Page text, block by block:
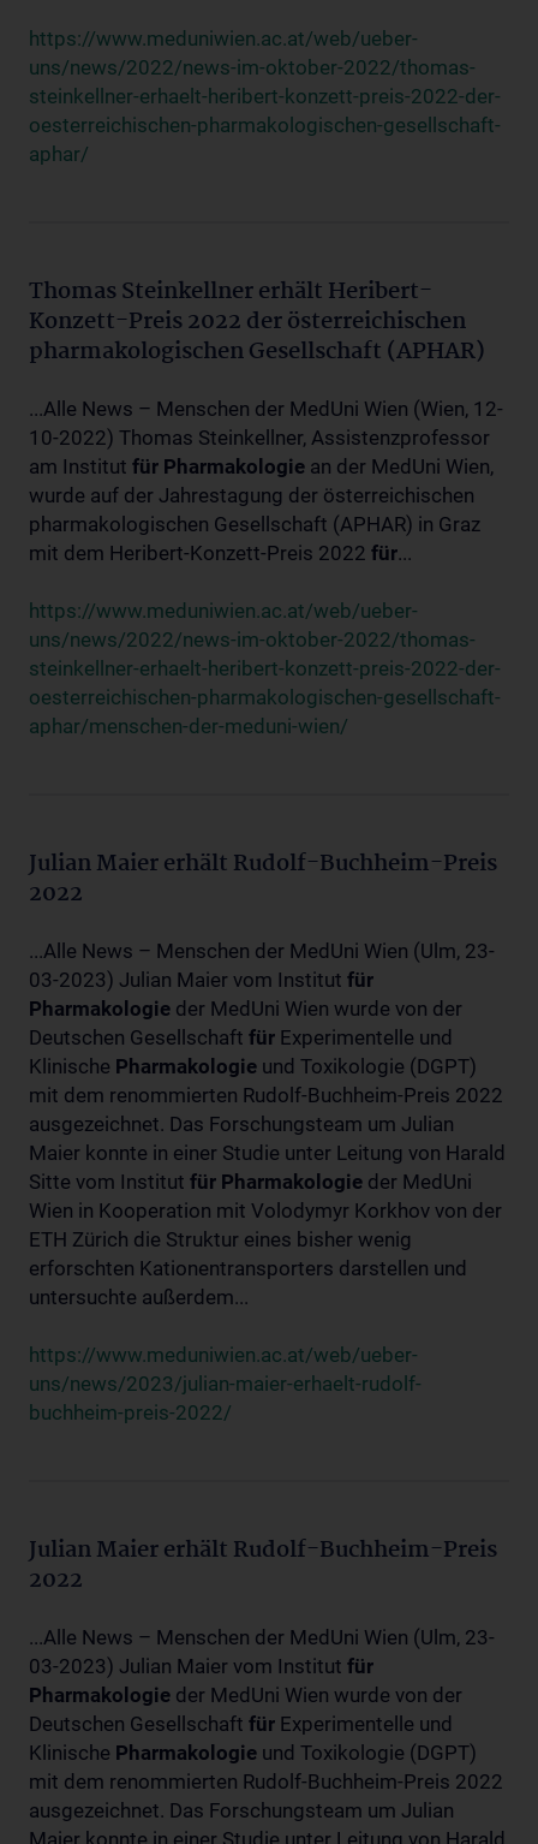
https://www.meduniwien.ac.at/web/ueber-
uns/news/2022/news-im-oktober-2022/thomas-
steinkellner-erhaelt-heribert-konzett-preis-2022-der-
oesterreichischen-pharmakologischen-gesellschaft-
aphar/
Thomas Steinkellner erhält Heribert-
Konzett-Preis 2022 der österreichischen
pharmakologischen Gesellschaft (APHAR)
...Alle News – Menschen der MedUni Wien (Wien, 12-
10-2022) Thomas Steinkellner, Assistenzprofessor
am Institut für Pharmakologie an der MedUni Wien,
wurde auf der Jahrestagung der österreichischen
pharmakologischen Gesellschaft (APHAR) in Graz
mit dem Heribert-Konzett-Preis 2022 für...
https://www.meduniwien.ac.at/web/ueber-
uns/news/2022/news-im-oktober-2022/thomas-
steinkellner-erhaelt-heribert-konzett-preis-2022-der-
oesterreichischen-pharmakologischen-gesellschaft-
aphar/menschen-der-meduni-wien/
Julian Maier erhält Rudolf-Buchheim-Preis
2022
...Alle News – Menschen der MedUni Wien (Ulm, 23-
03-2023) Julian Maier vom Institut für
Pharmakologie der MedUni Wien wurde von der
Deutschen Gesellschaft für Experimentelle und
Klinische Pharmakologie und Toxikologie (DGPT)
mit dem renommierten Rudolf-Buchheim-Preis 2022
ausgezeichnet. Das Forschungsteam um Julian
Maier konnte in einer Studie unter Leitung von Harald
Sitte vom Institut für Pharmakologie der MedUni
Wien in Kooperation mit Volodymyr Korkhov von der
ETH Zürich die Struktur eines bisher wenig
erforschten Kationentransporters darstellen und
untersuchte außerdem...
https://www.meduniwien.ac.at/web/ueber-
uns/news/2023/julian-maier-erhaelt-rudolf-
buchheim-preis-2022/
Julian Maier erhält Rudolf-Buchheim-Preis
2022
...Alle News – Menschen der MedUni Wien (Ulm, 23-
03-2023) Julian Maier vom Institut für
Pharmakologie der MedUni Wien wurde von der
Deutschen Gesellschaft für Experimentelle und
Klinische Pharmakologie und Toxikologie (DGPT)
mit dem renommierten Rudolf-Buchheim-Preis 2022
ausgezeichnet. Das Forschungsteam um Julian
Maier konnte in einer Studie unter Leitung von Harald